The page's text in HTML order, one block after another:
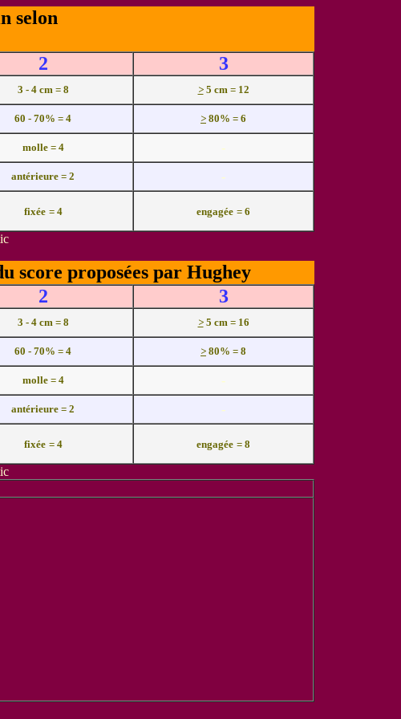
selon
2 3
3 - 4 cm = 8 >5 cm = 12
60 - 70% = 4 > 80% = 6
molle = 4
-
antérieure = 2 -
fixée = 4 engagée = 6
score proposées par Hughey
2 3
3 - 4 cm = 8 >5 cm = 16
60 - 70% = 4 > 80% = 8
molle = 4
-
antérieure = 2 -
fixée = 4 engagée = 8